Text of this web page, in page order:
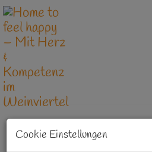
Cookie Einstellungen